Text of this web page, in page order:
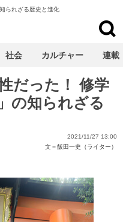
られざる歴史と進化
だった！ 修学
の知られざる
2021/11/27 13:00
文＝飯田一史（ライター）
社会 カルチャー 連載